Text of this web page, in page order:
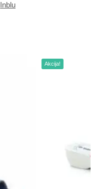
Inblu
Akcija!